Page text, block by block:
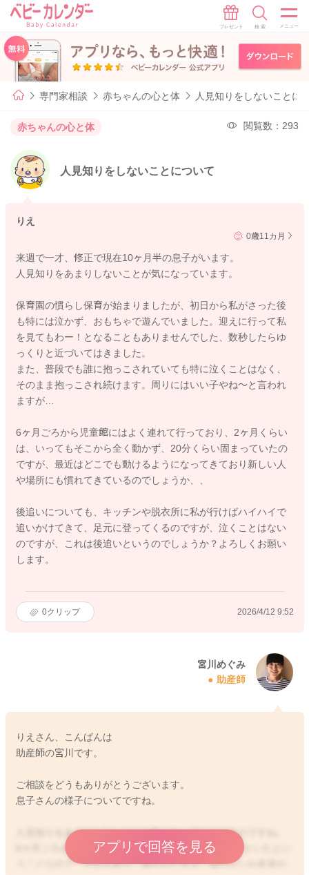
専門家相談 赤ちゃんの心と体 人見知りをしないことに
赤ちゃんの心と体 閲覧数：293
人見知りをしないことについて
りえ
0歳11カ月
来週で一才、修正で現在10ヶ月半の息子がいます。
人見知りをあまりしないことが気になっています。
保育園の慣らし保育が始まりましたが、初日から私がさった後
も特には泣かず、おもちゃで遊んでいました。迎えに行って私
を見てもわー！となることもありませんでした、数秒したらゆ
っくりと近づいてはきました。
また、普段でも誰に抱っこされていても特に泣くことはなく、
そのまま抱っこされ続けます。周りにはいい子やね〜と言われ
ますが…
6ヶ月ごろから児童館にはよく連れて行っており、2ヶ月くらい
は、いってもそこから全く動かず、20分くらい固まっていたの
ですが、最近はどこでも動けるようになってきており新しい人
や場所にも慣れてきているのでしょうか、、
後追いについても、キッチンや脱衣所に私が行けばハイハイで
追いかけてきて、足元に登ってくるのですが、泣くことはない
のですが、これは後追いというのでしょうか？よろしくお願い
します。
0クリップ 2026/4/12 9:52
宮川めぐみ
助産師
りえさん、こんばんは
助産師の宮川です。
ご相談をどうもありがとうございます。
息子さんの様子についてですね。
人見知りをあまりしないことが気になっておられるのですね。
6ヶ月ごろから児童館へよく連れていってあげているといたとい
うことなので、それもあり、知らない大人、知らないお友達が
アプリで回答を見る